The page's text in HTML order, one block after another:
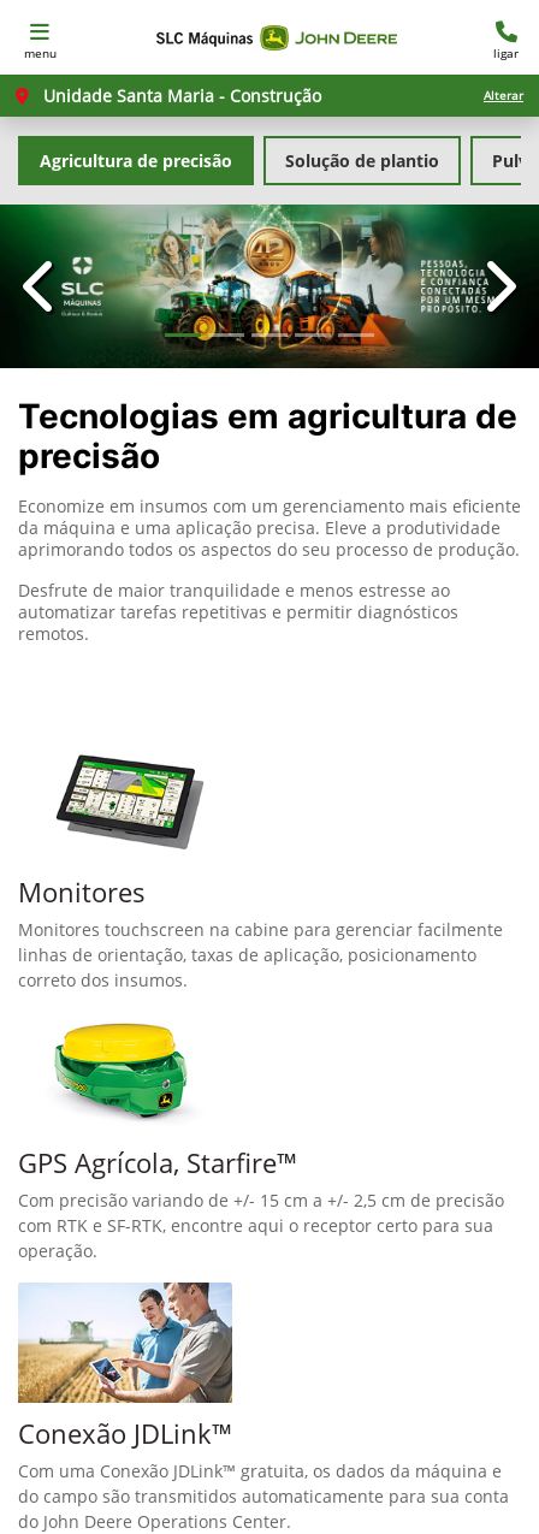
menu ligar
Unidade Santa Maria - Construção Alterar
Solução de plantio
Agricultura de precisão
templates.template-
Tecnologias em agricultura de
precisão
Economize em insumos com um gerenciamento mais eficiente
da máquina e uma aplicação precisa. Eleve a produtividade
aprimorando todos os aspectos do seu processo de produção.
Desfrute de maior tranquilidade e menos estresse ao
automatizar tarefas repetitivas e permitir diagnósticos
remotos.
Monitores
Monitores touchscreen na cabine para gerenciar facilmente
linhas de orientação, taxas de aplicação, posicionamento
correto dos insumos.
GPS Agrícola, Starfire™
Com precisão variando de +/- 15 cm a +/- 2,5 cm de precisão
com RTK e SF-RTK, encontre aqui o receptor certo para sua
operação.
Conexão JDLink™
Com uma Conexão JDLink™ gratuita, os dados da máquina e
do campo são transmitidos automaticamente para sua conta
do John Deere Operations Center.